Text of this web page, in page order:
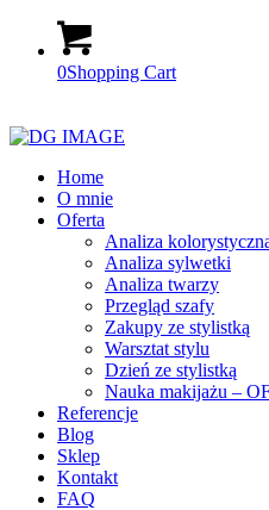
0Shopping Cart
Home
O mnie
Oferta
Analiza
Analiza sylwetki
Analiza twarzy
Przegląd szafy
Zakupy ze stylistką
Warsztat stylu
Dzień ze stylistką
Nauka makijażu –
Referencje
Blog
Sklep
Kontakt
FAQ